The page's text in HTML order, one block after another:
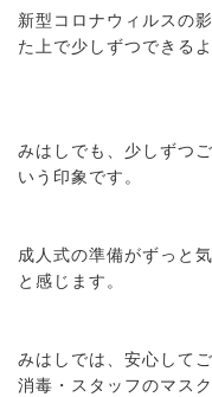
新型コロナウィルスの
た上で少しずつできる
みはしでも、少しずつ
いう印象です。
成人式の準備がずっと
と感じます。
みはしでは、安心して
消毒・スタッフのマス